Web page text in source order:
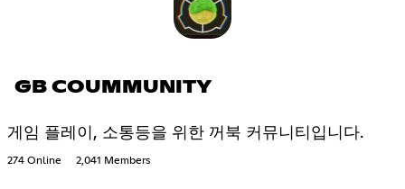
GB COUMMUNITY
게임 플레이, 소통등을 위한 꺼북 커뮤니티입니다.
274 Online 2,041 Members